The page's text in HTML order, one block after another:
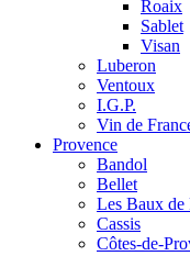
Roaix
Sablet
Visan
Luberon
Ventoux
I.G.P.
Vin de
Provence
Bandol
Bellet
Les Baux de
Cassis
Côtes-de-